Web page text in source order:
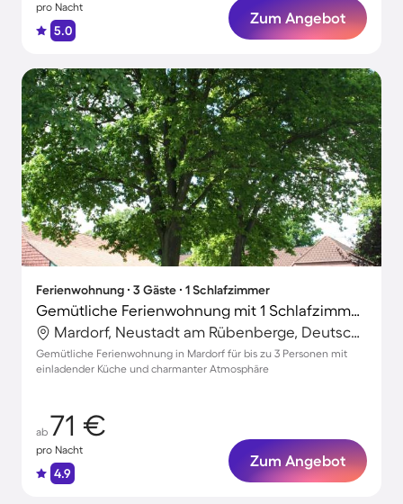
pro Nacht
5.0
Zum Angebot
Ferienwohnung ∙ 3 Gäste ∙ 1 Schlafzimmer
Gemütliche Ferienwohnung mit 1 Schlafzimmer für 3 Personen
Mardorf, Neustadt am Rübenberge, Deutschland
Gemütliche Ferienwohnung in Mardorf für bis zu 3 Personen mit
einladender Küche und charmanter Atmosphäre
ab 71 €
pro Nacht
4.9
Zum Angebot